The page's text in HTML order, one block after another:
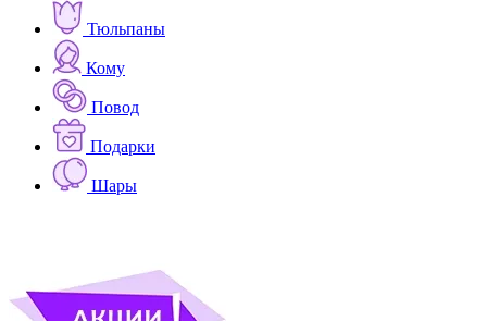
Тюльпаны
Кому
Повод
Подарки
Шары